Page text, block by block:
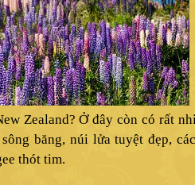
Zealand? Ở đây còn có rất
băng, núi lửa tuyệt đẹp,
thót tim.